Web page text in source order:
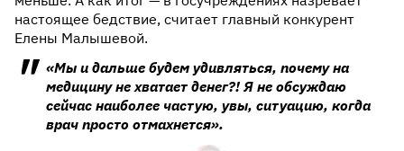
настоящее бедствие, считает главный конкурент
Елены Малышевой.
«Мы и дальше будем удивляться, почему на
медицину не хватает денег?! Я не обсуждаю
сейчас наиболее частую, увы, ситуацию, когда
врач просто отмахнется».